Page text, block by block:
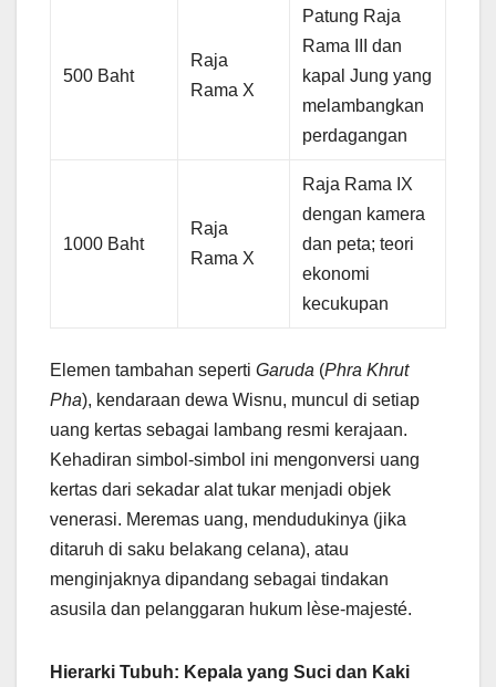
500 Baht
Raja
Rama X
Patung Raja
Rama III dan
kapal Jung yang
melambangkan
perdagangan
1000 Baht
Raja
Rama X
Raja Rama IX
dengan kamera
dan peta; teori
ekonomi
kecukupan
Elemen tambahan seperti Garuda (Phra Khrut
Pha), kendaraan dewa Wisnu, muncul di setiap
uang kertas sebagai lambang resmi kerajaan.
Kehadiran simbol-simbol ini mengonversi uang
kertas dari sekadar alat tukar menjadi objek
venerasi. Meremas uang, mendudukinya (jika
ditaruh di saku belakang celana), atau
menginjaknya dipandang sebagai tindakan
asusila dan pelanggaran hukum lèse-majesté.
Hierarki Tubuh: Kepala yang Suci dan Kaki